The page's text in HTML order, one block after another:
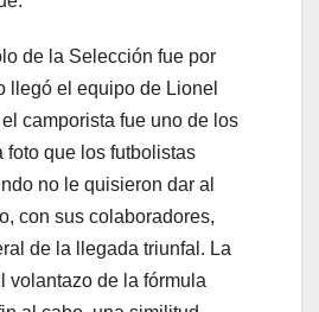
de la Selección fue por
llegó el equipo de Lionel
camporista fue uno de los
foto que los futbolistas
no le quisieron dar al
con sus colaboradores,
de la llegada triunfal. La
volantazo de la fórmula